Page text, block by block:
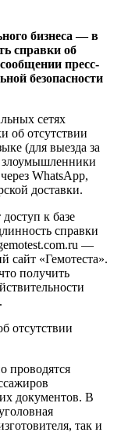
бизнеса — в
справки об
пресс-
безопасности
сетях
об отсутствии
(для выезда за
злоумышленники
WhatsApp,
доставки.
к базе
справки
—
сайт «Гемотеста».
получить
отсутствии
проводятся
документов. В
так и